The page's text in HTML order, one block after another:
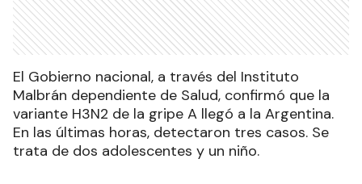
El Gobierno nacional, a través del Instituto
Malbrán dependiente de Salud, confirmó que la
variante H3N2 de la gripe A llegó a la Argentina.
En las últimas horas, detectaron tres casos. Se
trata de dos adolescentes y un niño.